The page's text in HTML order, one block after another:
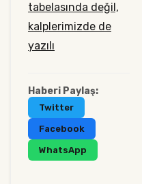
tabelasında değil,
kalplerimizde de
yazılı
Haberi Paylaş:
Twitter
Facebook
WhatsApp